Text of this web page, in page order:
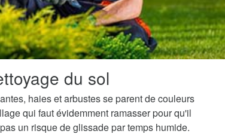
du sol
haies et arbustes se parent de couleurs
qui faut évidemment ramasser pour qu'il
un risque de glissade par temps humide.